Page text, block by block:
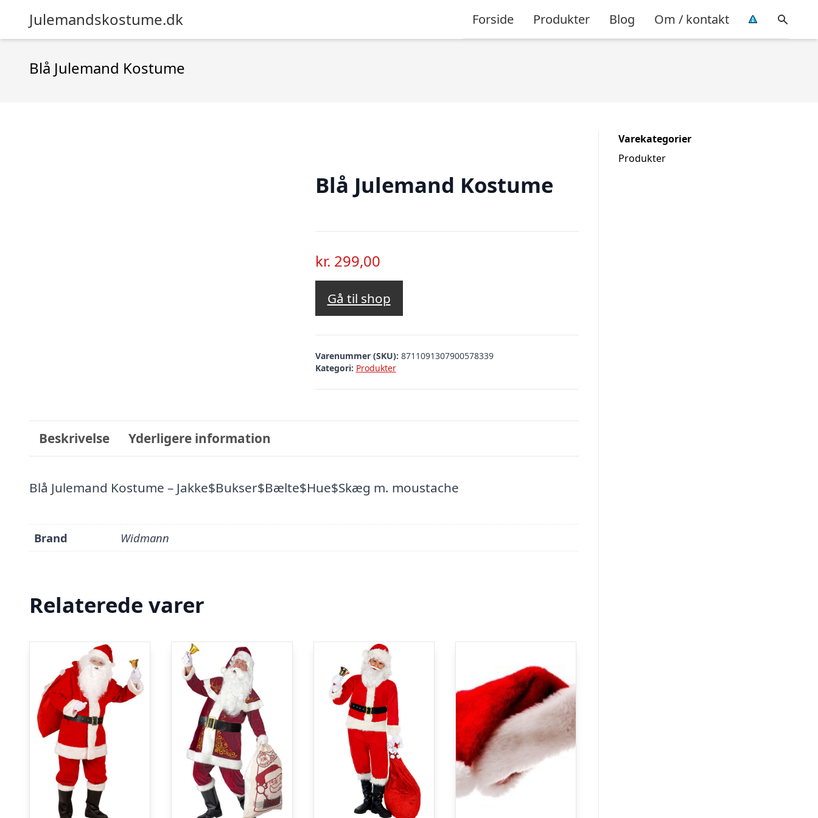
Julemandskostume.dk Forside Produkter Blog Om / kontakt
Blå Julemand Kostume
Blå Julemand Kostume
kr. 299,00
Gå til shop
Varenummer (SKU): 8711091307900578339
Kategori: Produkter
Beskrivelse Yderligere information
Blå Julemand Kostume – Jakke$Bukser$Bælte$Hue$Skæg m. moustache
Brand Widmann
Relaterede varer
Varekategorier
Produkter